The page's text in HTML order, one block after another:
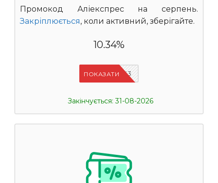
Промокод Аліекспрес на серпень.
Закріплюється, коли активний, зберігайте.
10.34%
IFPOJIX3
ПОКАЗАТИ
Закінчується: 31-08-2026